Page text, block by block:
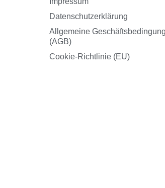
Datenschutzerklärung
Allgemeine
(AGB)
Cookie-Richtlinie (EU)